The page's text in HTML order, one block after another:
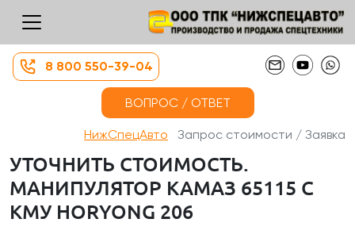
8 800 550-39-04
ВОПРОС / ОТВЕТ
НижСпецАвто Запрос стоимости / Заявка
УТОЧНИТЬ СТОИМОСТЬ.
МАНИПУЛЯТОР КАМАЗ 65115 С
КМУ HORYONG 206